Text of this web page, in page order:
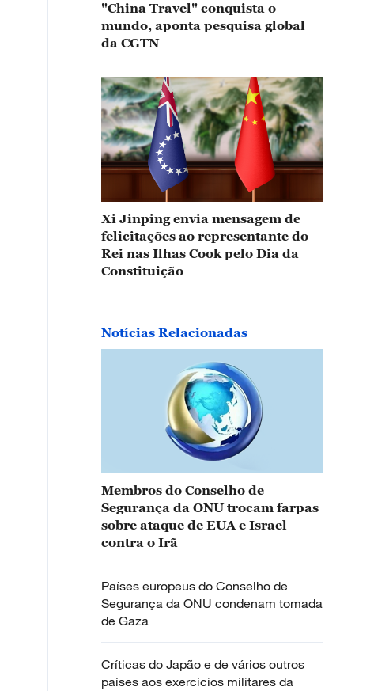
"China Travel" conquista o
mundo, aponta pesquisa global
da CGTN
Xi Jinping envia mensagem de
felicitações ao representante do
Rei nas Ilhas Cook pelo Dia da
Constituição
Notícias Relacionadas
Membros do Conselho de
Segurança da ONU trocam farpas
sobre ataque de EUA e Israel
contra o Irã
Países europeus do Conselho de
Segurança da ONU condenam tomada
de Gaza
Críticas do Japão e de vários outros
países aos exercícios militares da